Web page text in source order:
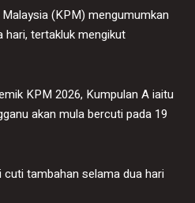
(KPM) mengumumkan
hari, tertakluk mengikut
KPM 2026, Kumpulan A iaitu
akan mula bercuti pada 19
tambahan selama dua hari